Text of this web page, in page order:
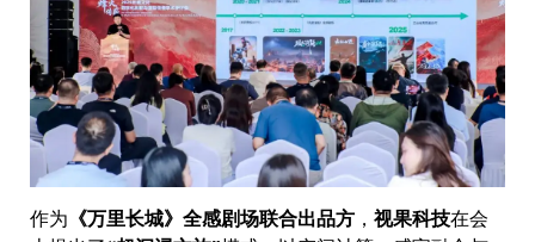
作为 《万里长城》全感剧场联合出品方 ， 视果科技在会